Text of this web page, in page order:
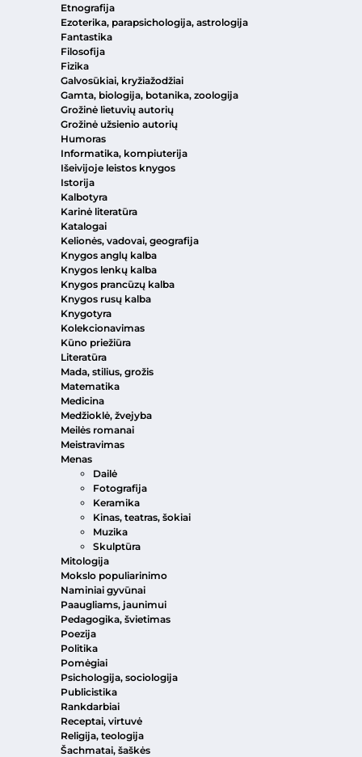
Etnografija
Ezoterika, parapsichologija, astrologija
Fantastika
Filosofija
Fizika
Galvosūkiai, kryžiažodžiai
Gamta, biologija, botanika, zoologija
Grožinė lietuvių autorių
Grožinė užsienio autorių
Humoras
Informatika, kompiuterija
Išeivijoje leistos knygos
Istorija
Kalbotyra
Karinė literatūra
Katalogai
Kelionės, vadovai, geografija
Knygos anglų kalba
Knygos lenkų kalba
Knygos prancūzų kalba
Knygos rusų kalba
Knygotyra
Kolekcionavimas
Kūno priežiūra
Literatūra
Mada, stilius, grožis
Matematika
Medicina
Medžioklė, žvejyba
Meilės romanai
Meistravimas
Menas
Dailė
Fotografija
Keramika
Kinas, teatras, šokiai
Muzika
Skulptūra
Mitologija
Mokslo populiarinimo
Naminiai gyvūnai
Paaugliams, jaunimui
Pedagogika, švietimas
Poezija
Politika
Pomėgiai
Psichologija, sociologija
Publicistika
Rankdarbiai
Receptai, virtuvė
Religija, teologija
Šachmatai, šaškės